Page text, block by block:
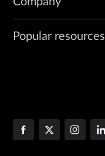
Popular resources